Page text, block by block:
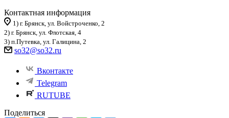
Контактная информация
1) г. Брянск, ул. Войстроченко, 2
2) г. Брянск, ул. Флотская, 4
3) п.Путевка, ул. Галицина, 2
so32@so32.ru
Вконтакте
Telegram
RUTUBE
Поделиться